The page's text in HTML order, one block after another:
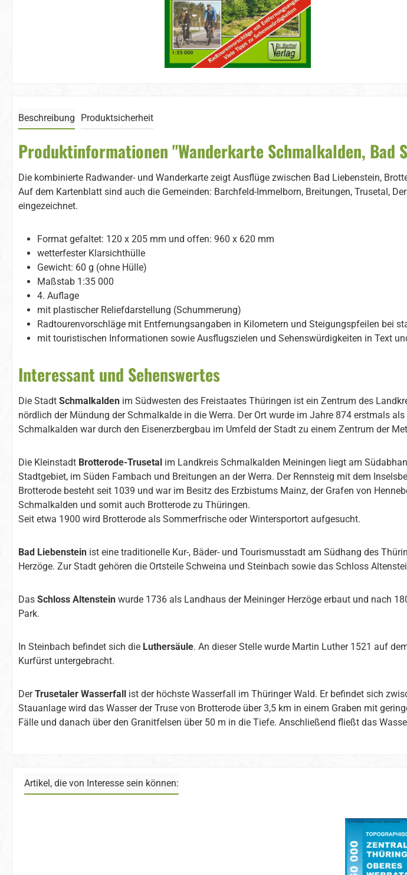
Beschreibung Produktsicherheit
Produktinformationen "Wanderkarte Schmalkalden, Bad
Die kombinierte Radwander- und Wanderkarte zeigt Ausflüge zwischen Bad Liebenstein,
Auf dem Kartenblatt sind auch die Gemeinden: Barchfeld-Immelborn, Breitungen, Trusetal,
eingezeichnet.
Format gefaltet: 120 x 205 mm und offen: 960 x 620 mm
wetterfester Klarsichthülle
Gewicht: 60 g (ohne Hülle)
Maßstab 1:35 000
4. Auflage
mit plastischer Reliefdarstellung (Schummerung)
Radtourenvorschläge mit Entfernungsangaben in Kilometern und Steigungspfeilen bei
mit touristischen Informationen sowie Ausflugszielen und Sehenswürdigkeiten in Text
Interessant und Sehenswertes
Die Stadt Schmalkalden im Südwesten des Freistaates Thüringen ist ein Zentrum des
nördlich der Mündung der Schmalkalde in die Werra. Der Ort wurde im Jahre 874 erstmals
Schmalkalden war durch den Eisenerzbergbau im Umfeld der Stadt zu einem Zentrum der
Die Kleinstadt Brotterode-Trusetal im Landkreis Schmalkalden Meiningen liegt am
Stadtgebiet, im Süden Fambach und Breitungen an der Werra. Der Rennsteig mit dem
Brotterode besteht seit 1039 und war im Besitz des Erzbistums Mainz, der Grafen von
Schmalkalden und somit auch Brotterode zu Thüringen.
Seit etwa 1900 wird Brotterode als Sommerfrische oder Wintersportort aufgesucht.
Bad Liebenstein ist eine traditionelle Kur-, Bäder- und Tourismusstadt am Südhang des
Herzöge. Zur Stadt gehören die Ortsteile Schweina und Steinbach sowie das Schloss
Das Schloss Altenstein wurde 1736 als Landhaus der Meininger Herzöge erbaut und nach
Park.
In Steinbach befindet sich die Luthersäule. An dieser Stelle wurde Martin Luther 1521 auf
Kurfürst untergebracht.
DerTrusetaler Wasserfall ist der höchste Wasserfall im Thüringer Wald. Er befindet sich
Stauanlage wird das Wasser der Truse von Brotterode über 3,5 km in einem Graben mit
Fälle und danach über den Granitfelsen über 50 m in die Tiefe. Anschließend fließt das
Artikel, die von Interesse sein können: